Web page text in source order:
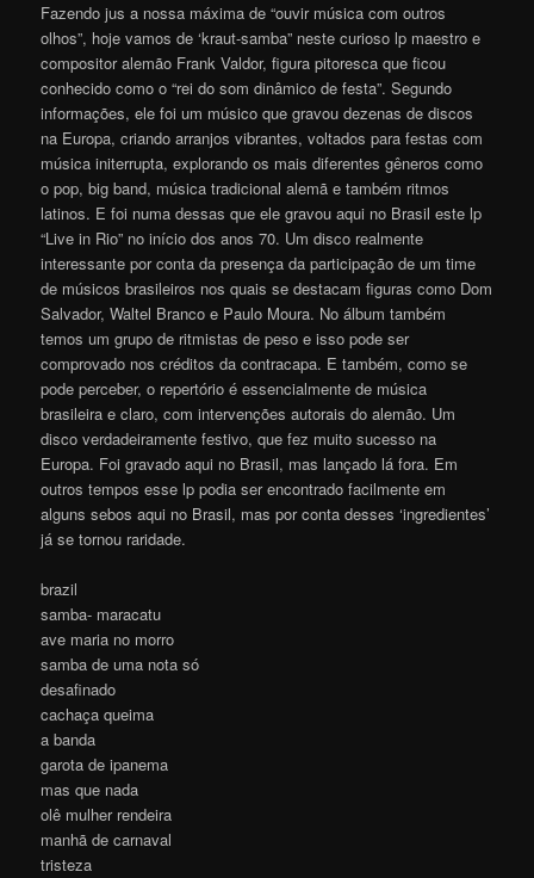
Fazendo jus a nossa máxima de “ouvir música com outros
olhos”, hoje vamos de ‘kraut-samba” neste curioso lp maestro e
compositor alemão Frank Valdor, figura pitoresca que ficou
conhecido como o “rei do som dinâmico de festa”. Segundo
informações, ele foi um músico que gravou dezenas de discos
na Europa, criando arranjos vibrantes, voltados para festas com
música initerrupta, explorando os mais diferentes gêneros como
o pop, big band, música tradicional alemã e também ritmos
latinos. E foi numa dessas que ele gravou aqui no Brasil este lp
“Live in Rio” no início dos anos 70. Um disco realmente
interessante por conta da presença da participação de um time
de músicos brasileiros nos quais se destacam figuras como Dom
Salvador, Waltel Branco e Paulo Moura. No álbum também
temos um grupo de ritmistas de peso e isso pode ser
comprovado nos créditos da contracapa. E também, como se
pode perceber, o repertório é essencialmente de música
brasileira e claro, com intervenções autorais do alemão. Um
disco verdadeiramente festivo, que fez muito sucesso na
Europa. Foi gravado aqui no Brasil, mas lançado lá fora. Em
outros tempos esse lp podia ser encontrado facilmente em
alguns sebos aqui no Brasil, mas por conta desses ‘ingredientes’
já se tornou raridade.
brazil
samba- maracatu
ave maria no morro
samba de uma nota só
desafinado
cachaça queima
a banda
garota de ipanema
mas que nada
olê mulher rendeira
manhã de carnaval
tristeza